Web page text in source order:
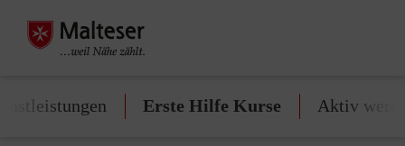
Erste Hilfe Kurse Aktiv